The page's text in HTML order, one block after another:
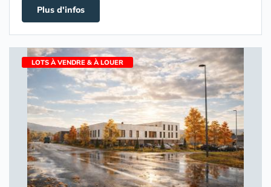
Plus d'infos
LOTS À VENDRE & À LOUER